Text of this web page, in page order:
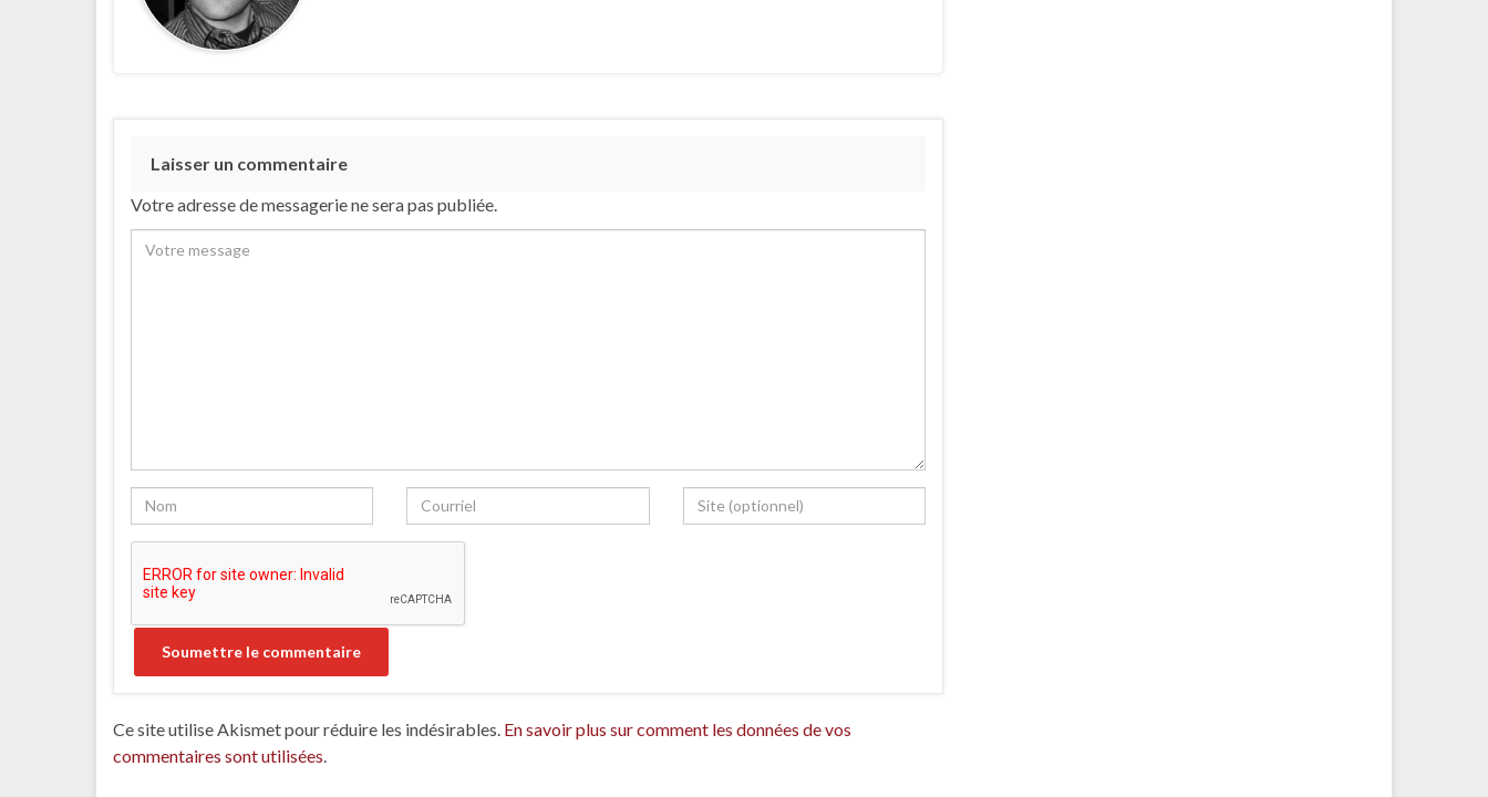
Laisser un commentaire
Votre adresse de messagerie ne sera pas publiée.
Ce site utilise Akismet pour réduire les indésirables. En savoir plus sur comment les données de vos
commentaires sont utilisées